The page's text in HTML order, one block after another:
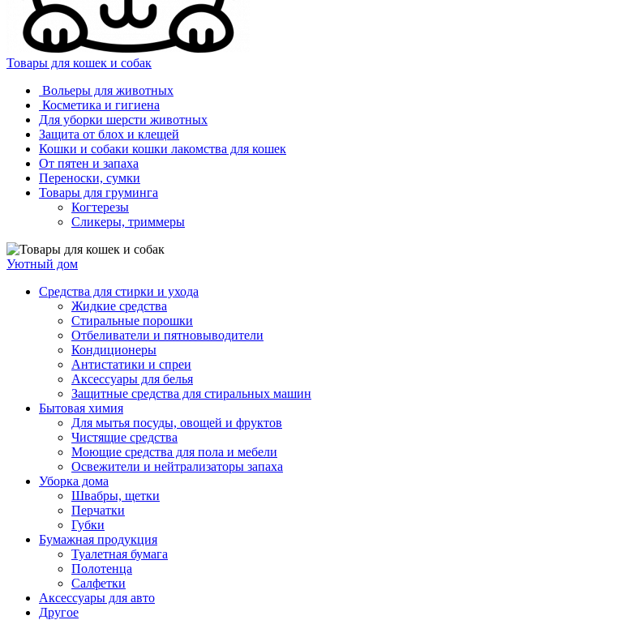
Товары для кошек и собак
Вольеры для животных
Косметика и гигиена
Для уборки шерсти животных
Защита от блох и клещей
Кошки и собаки кошки лакомства для кошек
От пятен и запаха
Переноски, сумки
Товары для груминга
Когтерезы
Сликеры, триммеры
Уютный дом
Средства для стирки и ухода
Жидкие средства
Стиральные порошки
Отбеливатели и пятновыводители
Кондиционеры
Антистатики и спреи
Аксессуары для белья
Защитные средства для стиральных машин
Бытовая химия
Для мытья посуды, овощей и фруктов
Чистящие средства
Моющие средства для пола и мебели
Освежители и нейтрализаторы запаха
Уборка дома
Швабры, щетки
Перчатки
Губки
Бумажная продукция
Туалетная бумага
Полотенца
Салфетки
Аксессуары для авто
Другое